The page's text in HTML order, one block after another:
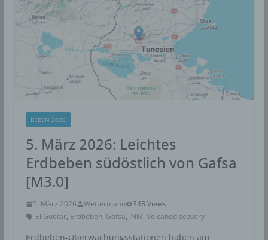
BEBEN 2026
5. März 2026: Leichtes
Erdbeben südöstlich von Gafsa
[M3.0]
5. März 2026 Wettermann
348 Views
El Guetar, Erdbeben, Gafsa, INM, Volcanodiscovery
Erdbeben-Überwachungsstationen haben am